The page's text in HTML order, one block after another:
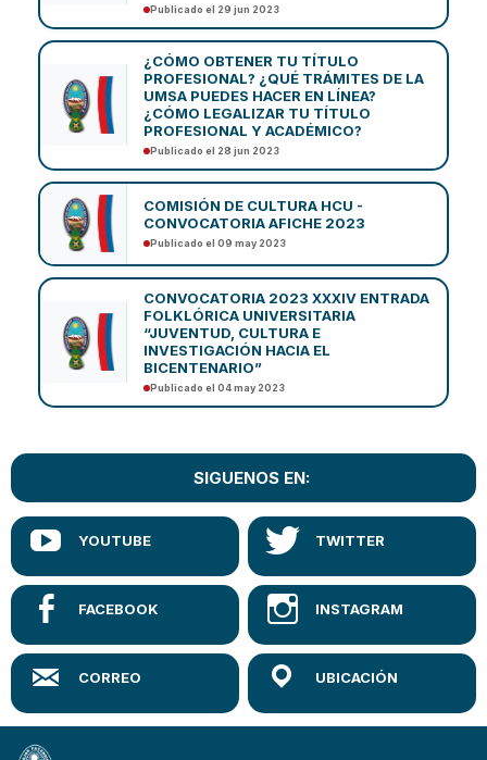
Publicado el 29 jun 2023
¿CÓMO OBTENER TU TÍTULO
PROFESIONAL? ¿QUÉ TRÁMITES DE LA
UMSA PUEDES HACER EN LÍNEA?
¿CÓMO LEGALIZAR TU TÍTULO
PROFESIONAL Y ACADÉMICO?
Publicado el 28 jun 2023
COMISIÓN DE CULTURA HCU -
CONVOCATORIA AFICHE 2023
Publicado el 09 may 2023
CONVOCATORIA 2023 XXXIV ENTRADA
FOLKLÓRICA UNIVERSITARIA
“JUVENTUD, CULTURA E
INVESTIGACIÓN HACIA EL
BICENTENARIO”
Publicado el 04 may 2023
SIGUENOS EN: